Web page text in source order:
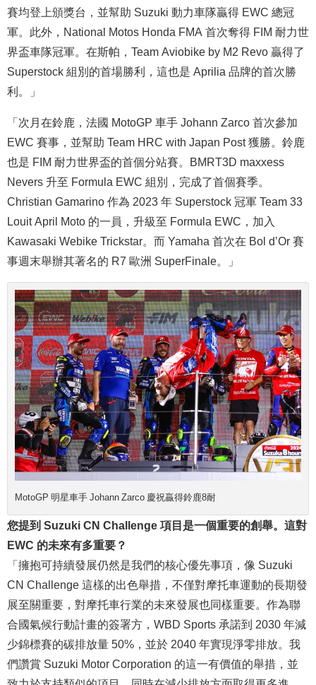
賽均登上頒獎台，並幫助 Suzuki 動力車隊贏得 EWC 總冠
軍。此外，National Motos Honda FMA 首次奪得 FIM 耐力世
界盃車隊冠軍。在斯帕，Team Aviobike by M2 Revo 贏得了
Superstock 組別的首場勝利，這也是 Aprilia 品牌的首次勝
利。」
「次月在鈴鹿，法國 MotoGP 車手 Johann Zarco 首次參加
EWC 賽事，並幫助 Team HRC with Japan Post 獲勝。鈴鹿
也是 FIM 耐力世界盃的首個分站賽。BMRT3D maxxess
Nevers 升至 Formula EWC 組別，完成了首個賽季。
Christian Gamarino 作為 2023 年 Superstock 冠軍 Team 33
Louit April Moto 的一員，升級至 Formula EWC，加入
Kawasaki Webike Trickstar。而 Yamaha 首次在 Bol d’Or 賽
事週末舉辦其著名的 R7 歐洲 SuperFinale。」
MotoGP 明星車手 Johann Zarco 慶祝贏得鈴鹿8耐
您提到 Suzuki CN Challenge 項目是一個重要的創舉。這對
EWC 的未來有多重要？
「擁抱可持續發展仍然是我們的核心優先事項，像 Suzuki
CN Challenge 這樣的出色舉措，不僅對摩托車運動的長期發
展至關重要，對摩托車行業的未來發展也同樣重要。作為聯
合國氣候行動計畫的簽署方，WBD Sports 承諾到 2030 年減
少錦標賽的碳排放量 50%，並於 2040 年實現淨零排放。我
們讚賞 Suzuki Motor Corporation 的這一有價值的舉措，並